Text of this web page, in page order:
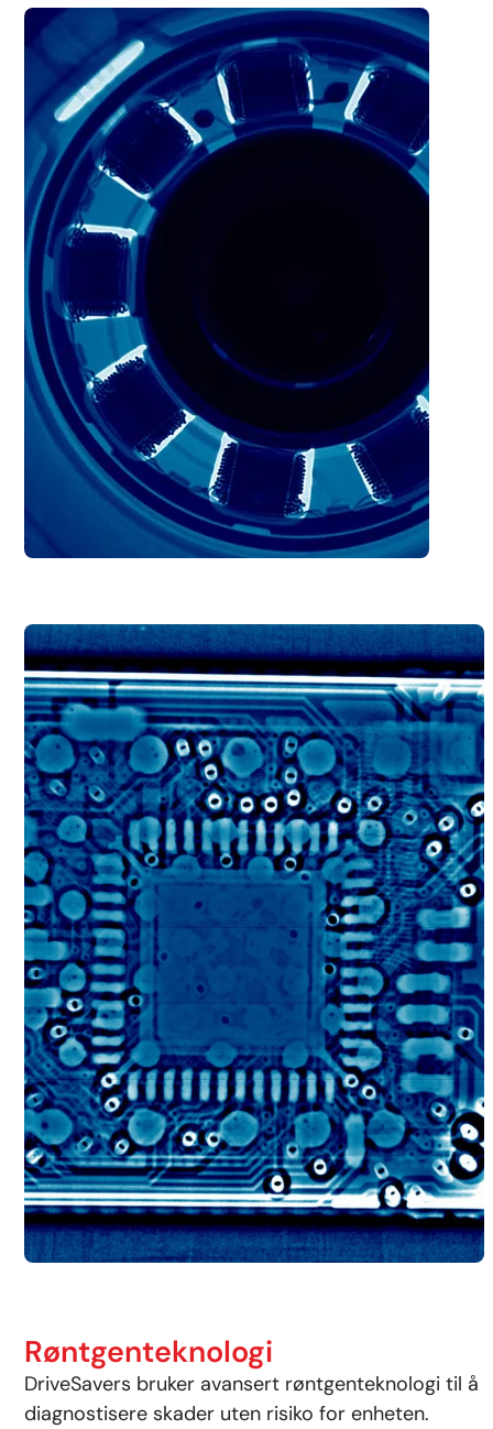
Røntgenteknologi
DriveSavers bruker avansert røntgenteknologi til å
diagnostisere skader uten risiko for enheten.